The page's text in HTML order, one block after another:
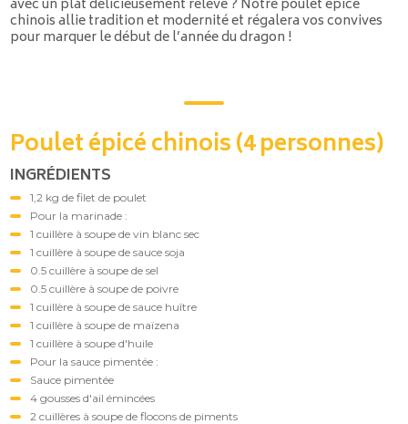
avec un plat délicieusement relevé ? Notre poulet épicé
chinois allie tradition et modernité et régalera vos convives
pour marquer le début de l’année du dragon !
Poulet épicé chinois (4 personnes)
INGRÉDIENTS
1,2 kg de filet de poulet
Pour la marinade :
1 cuillère à soupe de vin blanc sec
1 cuillère à soupe de sauce soja
0.5 cuillère à soupe de sel
0.5 cuillère à soupe de poivre
1 cuillère à soupe de sauce huître
1 cuillère à soupe de maïzena
1 cuillère à soupe d'huile
Pour la sauce pimentée :
Sauce pimentée
4 gousses d'ail émincées
2 cuillères à soupe de flocons de piments